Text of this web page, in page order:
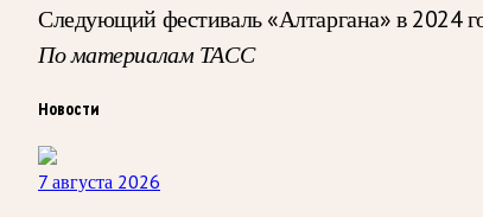
Следующий фестиваль «Алтаргана» в 2024
По материалам ТАСС
Новости
7 августа 2026